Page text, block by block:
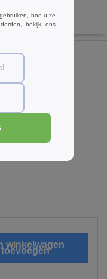
hoe u ze
bekijk ons